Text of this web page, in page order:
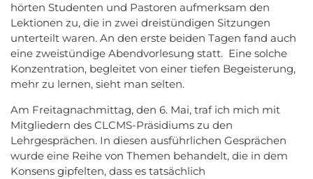
hörten Studenten und Pastoren aufmerksam den
Lektionen zu, die in zwei dreistündigen Sitzungen
unterteilt waren. An den erste beiden Tagen fand auch
eine zweistündige Abendvorlesung statt. Eine solche
Konzentration, begleitet von einer tiefen Begeisterung,
mehr zu lernen, sieht man selten.
Am Freitagnachmittag, den 6. Mai, traf ich mich mit
Mitgliedern des CLCMS-Präsidiums zu den
Lehrgesprächen. In diesen ausführlichen Gesprächen
wurde eine Reihe von Themen behandelt, die in dem
Konsens gipfelten, dass es tatsächlich